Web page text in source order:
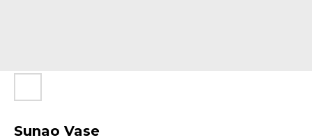
Sunao Vase